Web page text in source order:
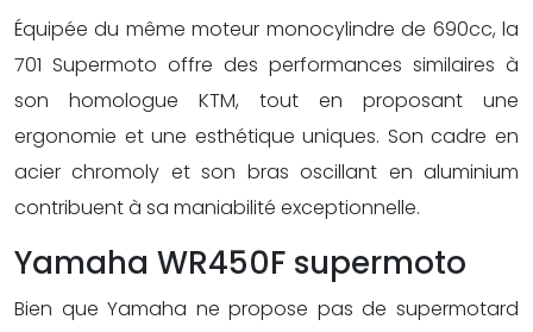
Équipée du même moteur monocylindre de 690cc, la
701 Supermoto offre des performances similaires à
son homologue KTM, tout en proposant une
ergonomie et une esthétique uniques. Son cadre en
acier chromoly et son bras oscillant en aluminium
contribuent à sa maniabilité exceptionnelle.
Yamaha WR450F supermoto
Bien que Yamaha ne propose pas de supermotard